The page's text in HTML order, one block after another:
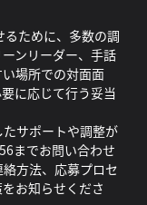
ために、多数の調
ンリーダー、手話
場所での対面面
に応じて行う妥当
サポートや調整が
までお問い合わせ
方法、応募プロセ
お知らせくださ